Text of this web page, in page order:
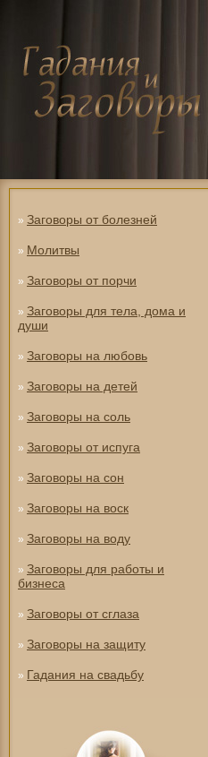
» Заговоры от болезней
» Молитвы
» Заговоры от порчи
» Заговоры для тела, дома и
души
» Заговоры на любовь
» Заговоры на детей
» Заговоры на соль
» Заговоры от испуга
» Заговоры на сон
» Заговоры на воск
» Заговоры на воду
» Заговоры для работы и
бизнеса
» Заговоры от сглаза
» Заговоры на защиту
» Гадания на свадьбу